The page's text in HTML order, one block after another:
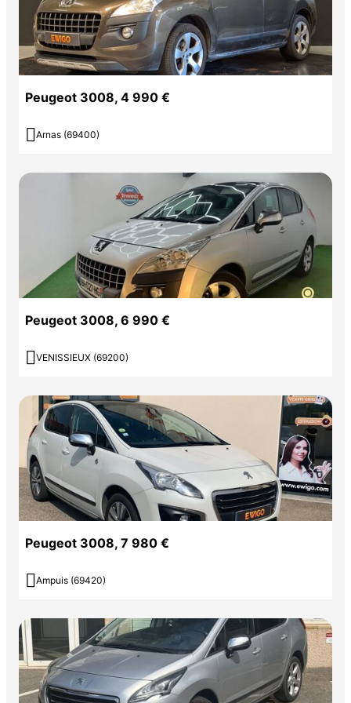
Peugeot 3008, 4 990 €
 Arnas (69400)
Peugeot 3008, 6 990 €
 VENISSIEUX (69200)
Peugeot 3008, 7 980 €
 Ampuis (69420)